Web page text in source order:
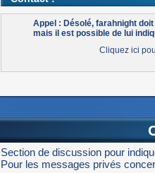
Appel : Désolé, farahnight
mais il est possible de lui
Cliquez ici
Section de discussion pour
Pour les messages privés